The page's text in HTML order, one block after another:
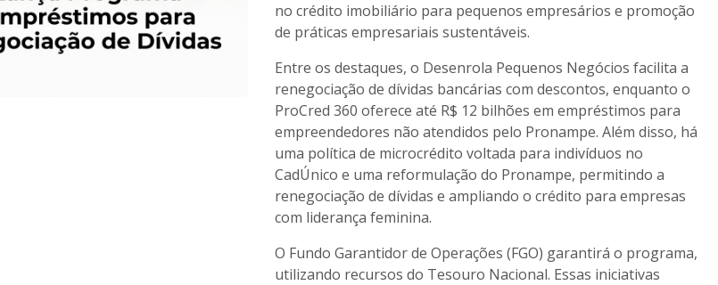
no crédito imobiliário para pequenos empresários e promoção
de práticas empresariais sustentáveis.
Entre os destaques, o Desenrola Pequenos Negócios facilita a
renegociação de dívidas bancárias com descontos, enquanto o
ProCred 360 oferece até R$ 12 bilhões em empréstimos para
empreendedores não atendidos pelo Pronampe. Além disso, há
uma política de microcrédito voltada para indivíduos no
CadÚnico e uma reformulação do Pronampe, permitindo a
renegociação de dívidas e ampliando o crédito para empresas
com liderança feminina.
O Fundo Garantidor de Operações (FGO) garantirá o programa,
utilizando recursos do Tesouro Nacional. Essas iniciativas